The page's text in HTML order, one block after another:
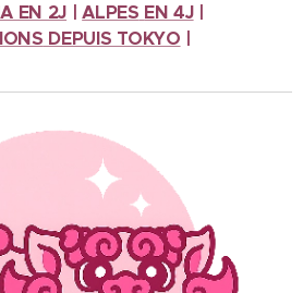
EN 2J
|ALPES EN 4J
DEPUIS TOKYO